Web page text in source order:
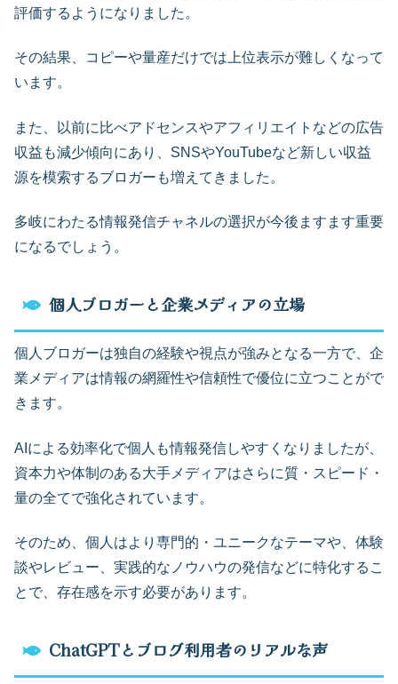
評価するようになりました。
その結果、コピーや量産だけでは上位表示が難しくなって
います。
また、以前に比べアドセンスやアフィリエイトなどの広告
収益も減少傾向にあり、SNSやYouTubeなど新しい収益
源を模索するブロガーも増えてきました。
多岐にわたる情報発信チャネルの選択が今後ますます重要
になるでしょう。
個人ブロガーと企業メディアの立場
個人ブロガーは独自の経験や視点が強みとなる一方で、企
業メディアは情報の網羅性や信頼性で優位に立つことがで
きます。
AIによる効率化で個人も情報発信しやすくなりましたが、
資本力や体制のある大手メディアはさらに質・スピード・
量の全てで強化されています。
そのため、個人はより専門的・ユニークなテーマや、体験
談やレビュー、実践的なノウハウの発信などに特化するこ
とで、存在感を示す必要があります。
ChatGPTとブログ利用者のリアルな声